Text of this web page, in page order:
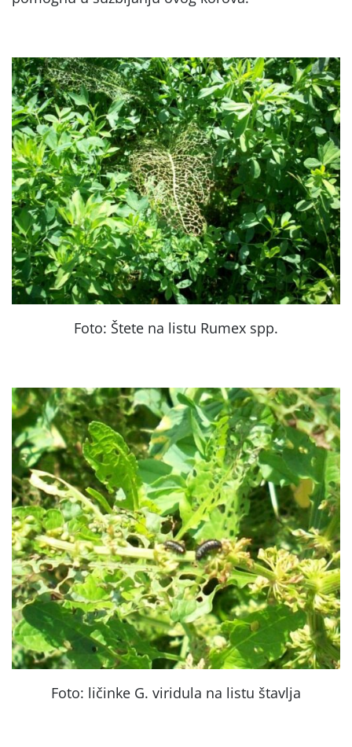
Foto: Štete na listu Rumex spp.
Foto: ličinke G. viridula na listu štavlja